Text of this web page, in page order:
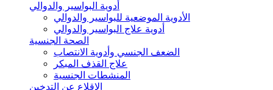
أدوية البواسير والدوالي
الأدوية الموضعية للبواسير والدوالي
أدوية علاج البواسير والدوالي
الصحة الجنسية
الضعف الجنسي وأدوية الانتصاب
علاج القذف المبكر
المنشطات الجنسية
الإقلاع عن التدخين